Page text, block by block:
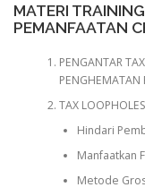
MATERI
PEMANFAATAN
PENGANTAR
PENGHEMATAN
TAX
Hindari
Manfaatkan
Metode